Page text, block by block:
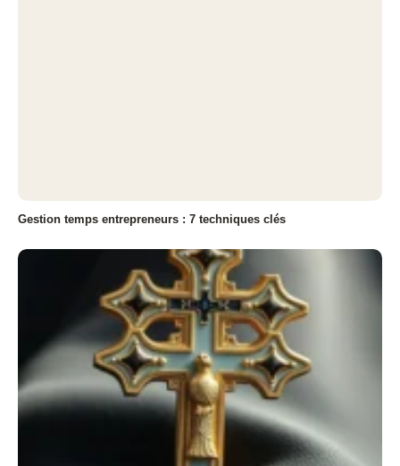
Gestion temps entrepreneurs : 7 techniques clés